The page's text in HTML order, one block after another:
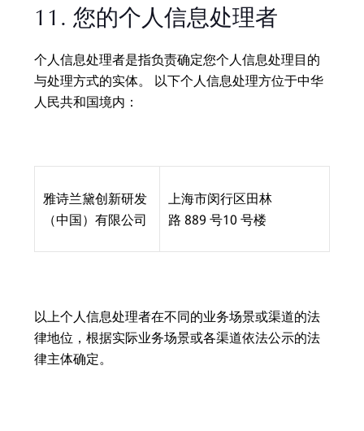
11. 您的个人信息处理者
个人信息处理者是指负责确定您个人信息处理目的
与处理方式的实体。 以下个人信息处理方位于中华
人民共和国境内：
雅诗兰黛创新研发
（中国）有限公司
上海市闵行区田林
路 889 号10 号楼
以上个人信息处理者在不同的业务场景或渠道的法
律地位，根据实际业务场景或各渠道依法公示的法
律主体确定。